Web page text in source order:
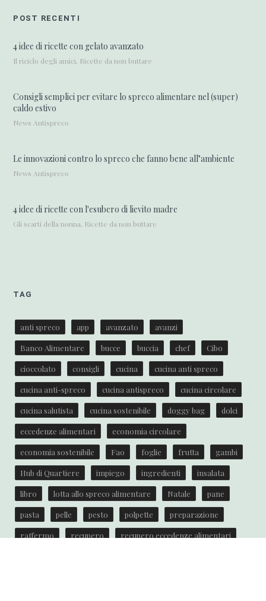
POST RECENTI
4 idee di ricette con gelato avanzato
Il riciclo degli amici, Ricette da non buttare
Consigli semplici per evitare lo spreco alimentare nel (super)
caldo estivo
News Antispreco
Le innovazioni contro lo spreco che fanno bene all’ambiente
News Antispreco
4 idee di ricette con l'esubero di lievito madre
Gli scarti della nonna, Ricette da non buttare
TAG
anti spreco app avanzato avanzi
Banco Alimentare bucce buccia chef Cibo
cioccolato consigli cucina cucina anti spreco
cucina anti-spreco cucina antispreco cucina circolare
cucina salutista cucina sostenibile doggy bag dolci
eccedenze alimentari economia circolare
economia sostenibile Fao foglie frutta gambi
Hub di Quartiere impiego ingredienti insalata
libro lotta allo spreco alimentare Natale pane
pasta pelle pesto polpette preparazione
raffermo recupero recupero eccedenze alimentari